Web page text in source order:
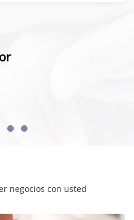
negocios con usted